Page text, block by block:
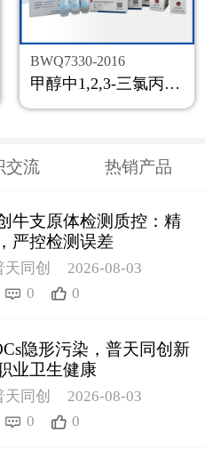
BWQ7330-2016
甲醇中1,2,3-三氯丙烷溶液标准物质
交流 热销产品
牛支原体检测质控：精
严控检测误差
同创
2026-08-03
0 0
隐形污染，普天同创新
业卫生健康
同创
2026-08-03
0 0